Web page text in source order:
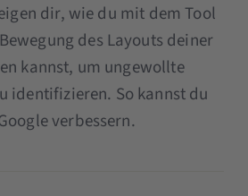
dir, wie du mit dem Tool
des Layouts deiner
kannst, um ungewollte
identifizieren. So kannst du
verbessern.